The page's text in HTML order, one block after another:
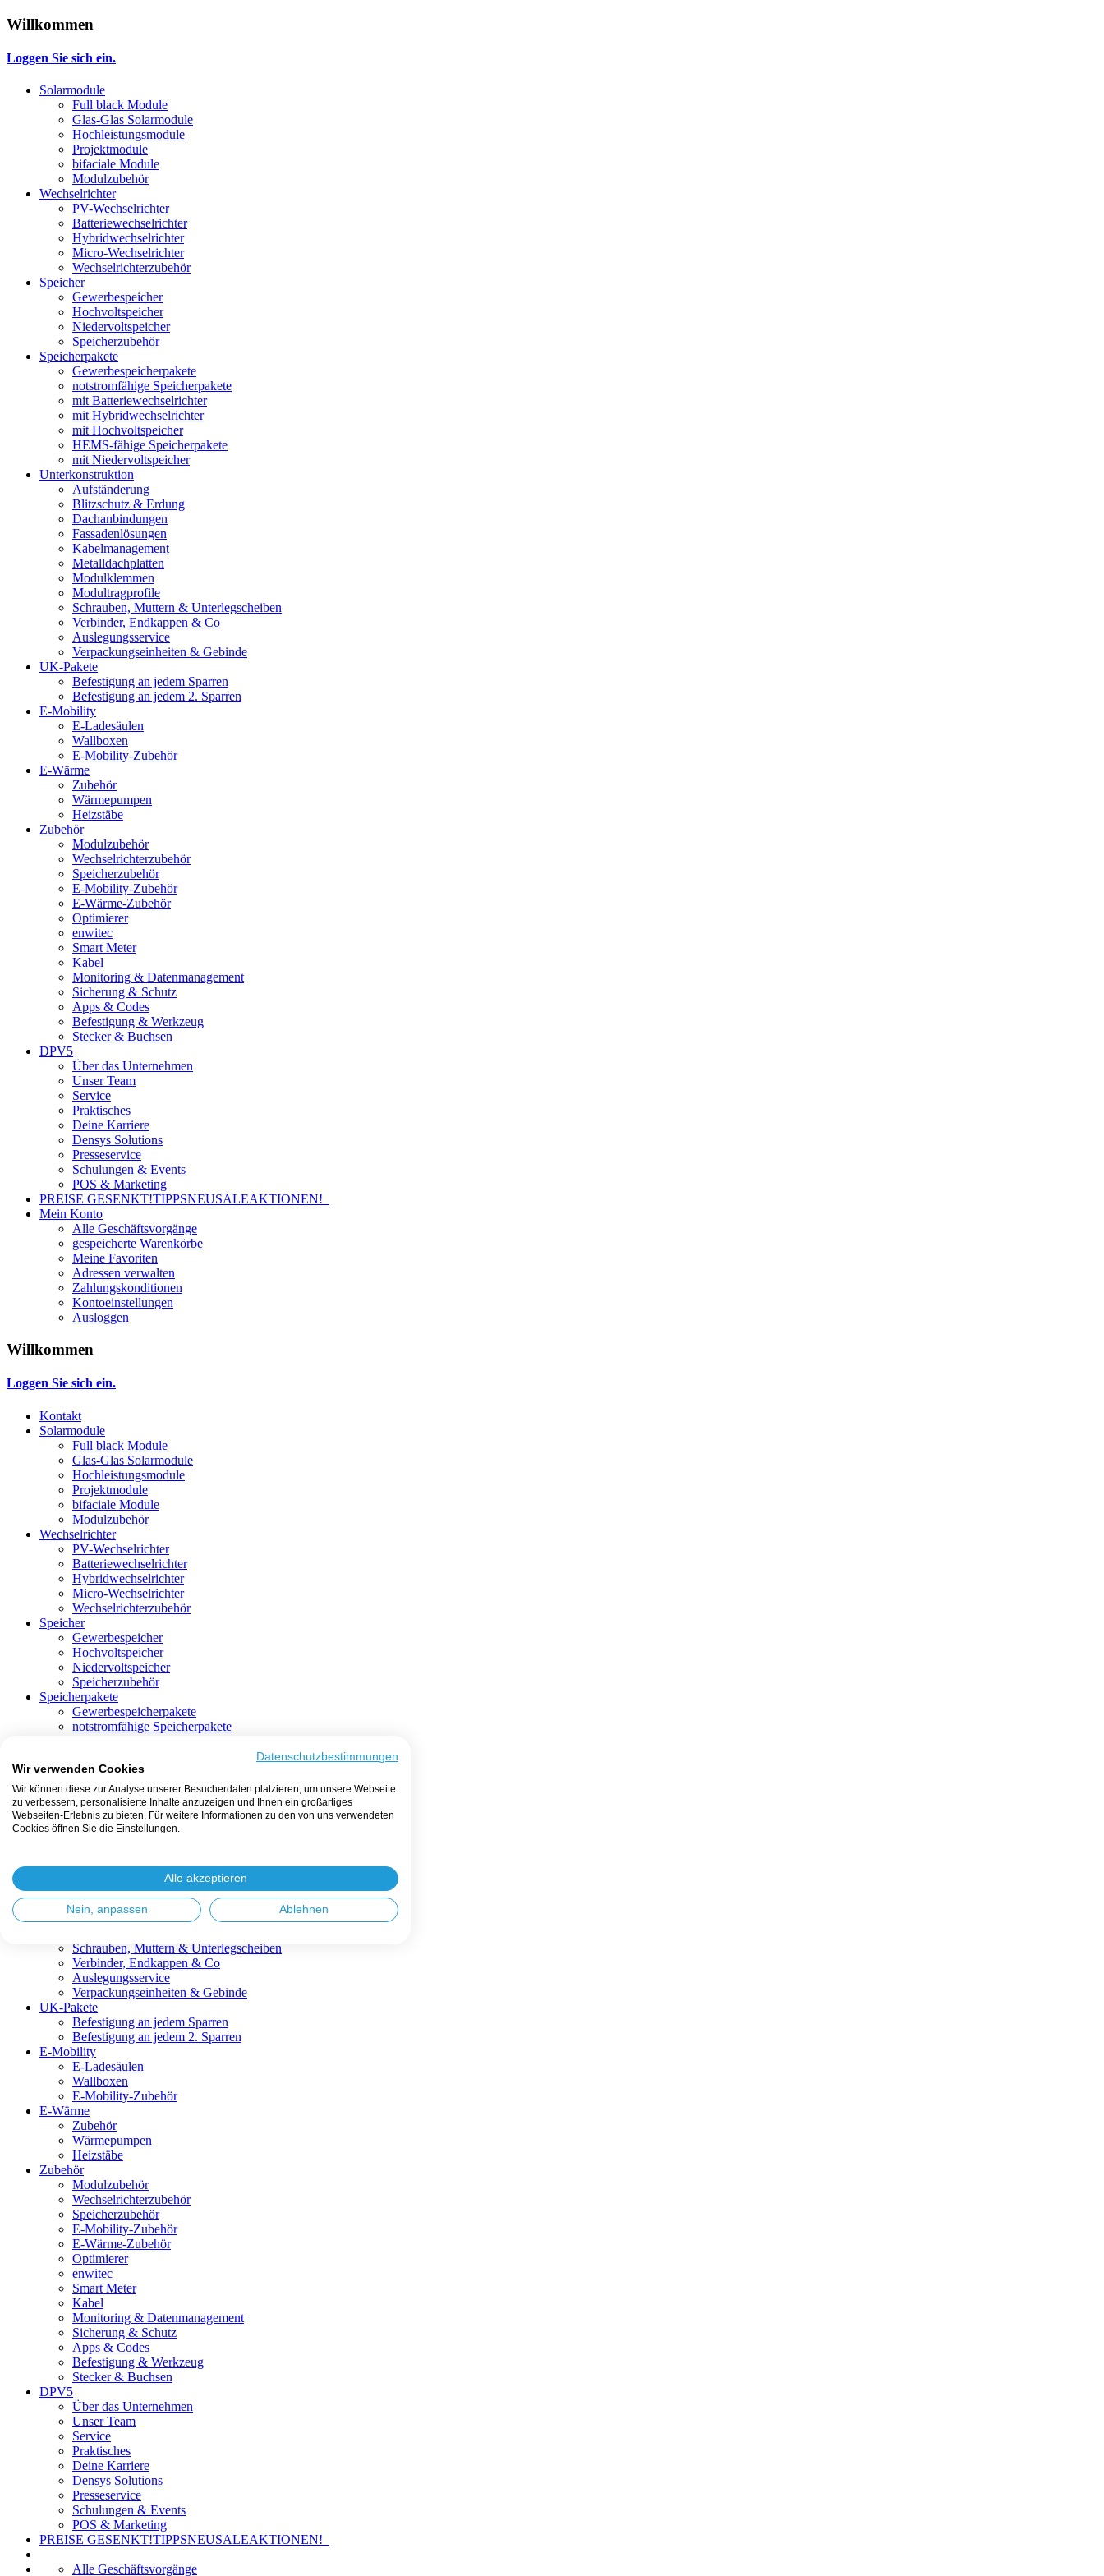
Willkommen
Loggen Sie sich ein.
Solarmodule
Full black Module
Glas-Glas Solarmodule
Hochleistungsmodule
Projektmodule
bifaciale Module
Modulzubehör
Wechselrichter
PV-Wechselrichter
Batteriewechselrichter
Hybridwechselrichter
Micro-Wechselrichter
Wechselrichterzubehör
Speicher
Gewerbespeicher
Hochvoltspeicher
Niedervoltspeicher
Speicherzubehör
Speicherpakete
Gewerbespeicherpakete
notstromfähige Speicherpakete
mit Batteriewechselrichter
mit Hybridwechselrichter
mit Hochvoltspeicher
HEMS-fähige Speicherpakete
mit Niedervoltspeicher
Unterkonstruktion
Aufständerung
Blitzschutz & Erdung
Dachanbindungen
Fassadenlösungen
Kabelmanagement
Metalldachplatten
Modulklemmen
Modultragprofile
Schrauben, Muttern & Unterlegscheiben
Verbinder, Endkappen & Co
Auslegungsservice
Verpackungseinheiten & Gebinde
UK-Pakete
Befestigung an jedem Sparren
Befestigung an jedem 2. Sparren
E-Mobility
E-Ladesäulen
Wallboxen
E-Mobility-Zubehör
E-Wärme
Zubehör
Wärmepumpen
Heizstäbe
Zubehör
Modulzubehör
Wechselrichterzubehör
Speicherzubehör
E-Mobility-Zubehör
E-Wärme-Zubehör
Optimierer
enwitec
Smart Meter
Kabel
Monitoring & Datenmanagement
Sicherung & Schutz
Apps & Codes
Befestigung & Werkzeug
Stecker & Buchsen
DPV5
Über das Unternehmen
Unser Team
Service
Praktisches
Deine Karriere
Densys Solutions
Presseservice
Schulungen & Events
POS & Marketing
PREISE GESENKT!TIPPSNEUSALEAKTIONEN!
Mein Konto
Alle Geschäftsvorgänge
gespeicherte Warenkörbe
Meine Favoriten
Adressen verwalten
Zahlungskonditionen
Kontoeinstellungen
Ausloggen
Willkommen
Loggen Sie sich ein.
Kontakt
Solarmodule
Full black Module
Glas-Glas Solarmodule
Hochleistungsmodule
Projektmodule
bifaciale Module
Modulzubehör
Wechselrichter
PV-Wechselrichter
Batteriewechselrichter
Hybridwechselrichter
Micro-Wechselrichter
Wechselrichterzubehör
Speicher
Gewerbespeicher
Hochvoltspeicher
Niedervoltspeicher
Speicherzubehör
Speicherpakete
Gewerbespeicherpakete
notstromfähige Speicherpakete
mit Hochvoltspeicher
HEMS-fähige Speicherpakete
mit Niedervoltspeicher
Unterkonstruktion
Aufständerung
Fassadenlösungen
Kabelmanagement
Metalldachplatten
Modulklemmen
Schrauben, Muttern & Unterlegscheiben
Verbinder, Endkappen & Co
Auslegungsservice
Verpackungseinheiten & Gebinde
UK-Pakete
Befestigung an jedem Sparren
Befestigung an jedem 2. Sparren
E-Mobility
E-Ladesäulen
Wallboxen
E-Mobility-Zubehör
E-Wärme
Zubehör
Wärmepumpen
Heizstäbe
Zubehör
Modulzubehör
Wechselrichterzubehör
Speicherzubehör
E-Mobility-Zubehör
E-Wärme-Zubehör
Optimierer
enwitec
Smart Meter
Kabel
Monitoring & Datenmanagement
Sicherung & Schutz
Apps & Codes
Befestigung & Werkzeug
Stecker & Buchsen
DPV5
Über das Unternehmen
Unser Team
Service
Praktisches
Deine Karriere
Densys Solutions
Presseservice
Schulungen & Events
POS & Marketing
PREISE GESENKT!TIPPSNEUSALEAKTIONEN!
Alle Geschäftsvorgänge
Datenschutzbestimmungen
Wir verwenden Cookies
Wir können diese zur Analyse unserer Besucherdaten platzieren, um unsere Webseite
zu verbessern, personalisierte Inhalte anzuzeigen und Ihnen ein großartiges
Webseiten-Erlebnis zu bieten. Für weitere Informationen zu den von uns verwendeten
Cookies öffnen Sie die Einstellungen.
Alle akzeptieren
Nein, anpassen Ablehnen